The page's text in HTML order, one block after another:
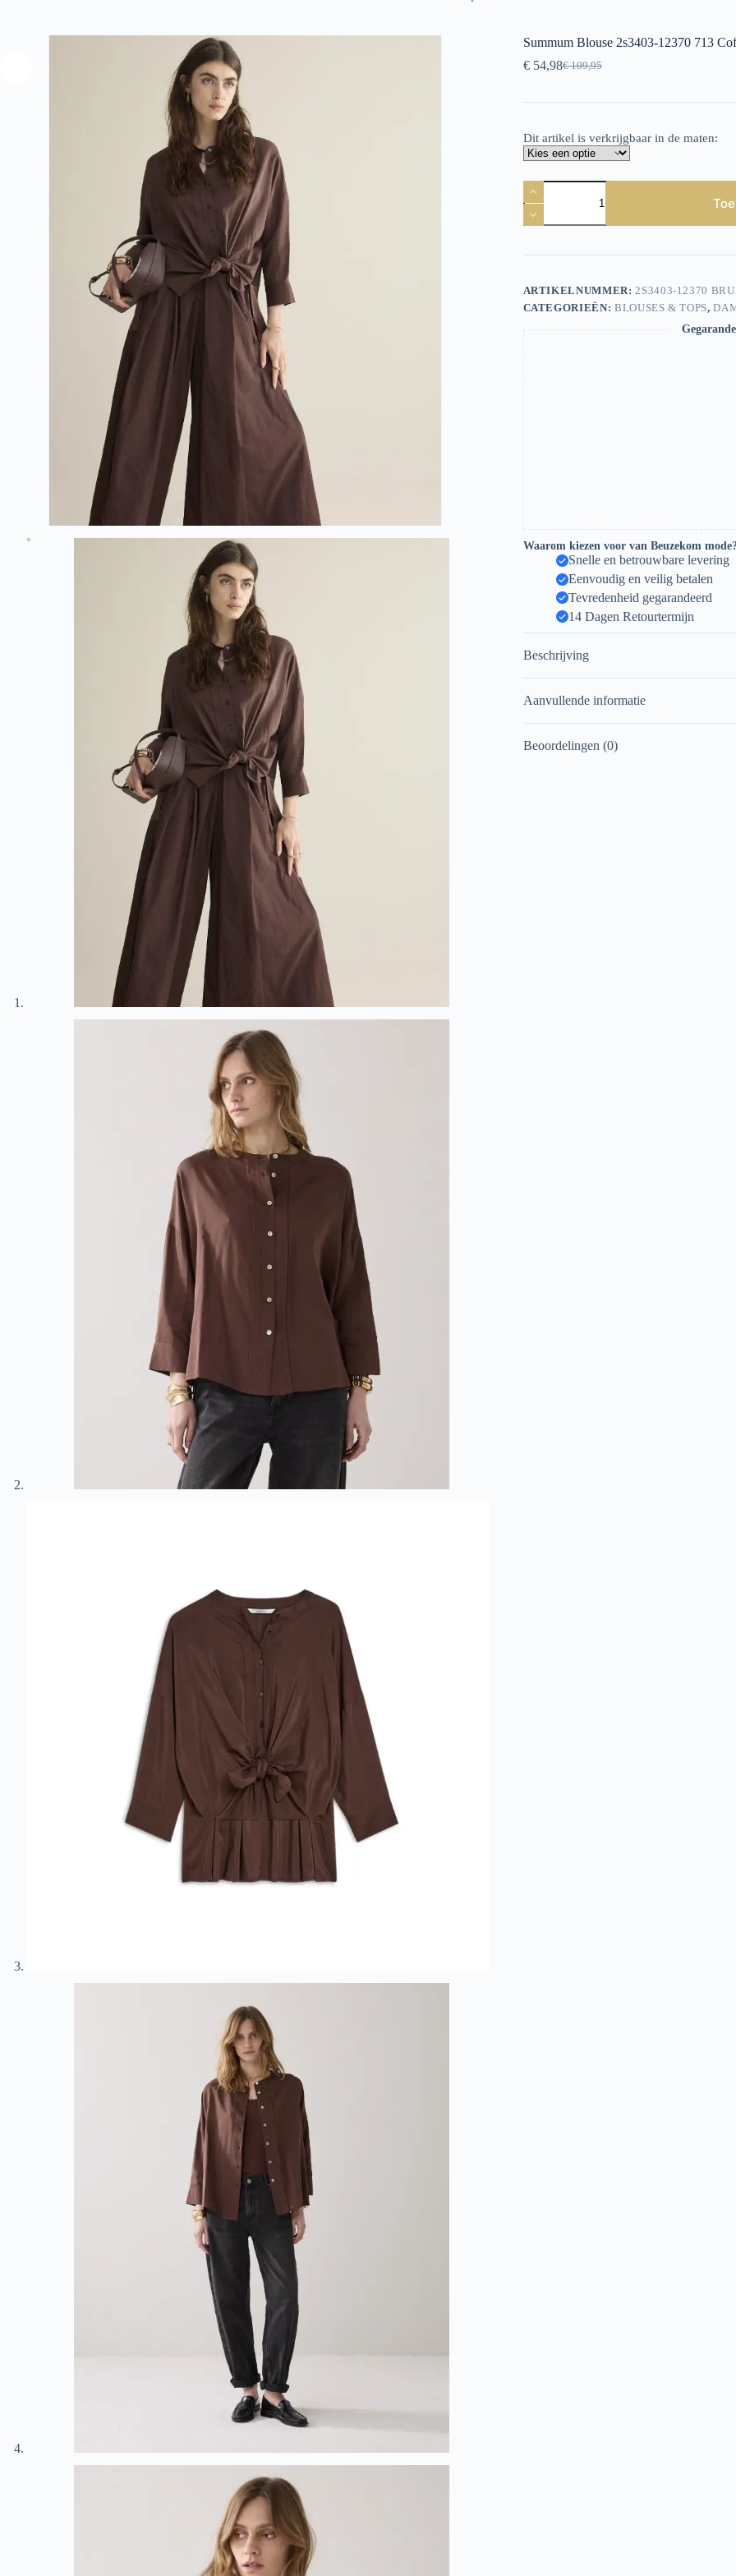
Summum Blouse 2s3403-12370 713
€109,95
Oorspronkelijke
was:
€54,98Huidige
is:
Dit artikel is verkrijgbaar in de maten:
Summum
Blouse
2s3403-
12370
Coffee
ARTIKELNUMMER:2S3403-12370
CATEGORIEËN: BLOUSES & TOPS,
Waarom kiezen voor van Beuzekom
Snelle en betrouwbare levering
Eenvoudig en veilig betalen
Tevredenheid gegarandeerd
14 Dagen Retourtermijn
Beschrijving
Aanvullende informatie
Beoordelingen (0)